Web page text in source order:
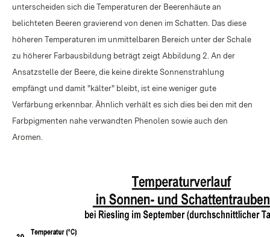
unterscheiden sich die Temperaturen der Beerenhäute an
belichteten Beeren gravierend von denen im Schatten. Das diese
höheren Temperaturen im unmittelbaren Bereich unter der Schale
zu höherer Farbausbildung beträgt zeigt Abbildung 2. An der
Ansatzstelle der Beere, die keine direkte Sonnenstrahlung
empfängt und damit "kälter" bleibt, ist eine weniger gute
Verfärbung erkennbar. Ähnlich verhält es sich dies bei den mit den
Farbpigmenten nahe verwandten Phenolen sowie auch den
Aromen.